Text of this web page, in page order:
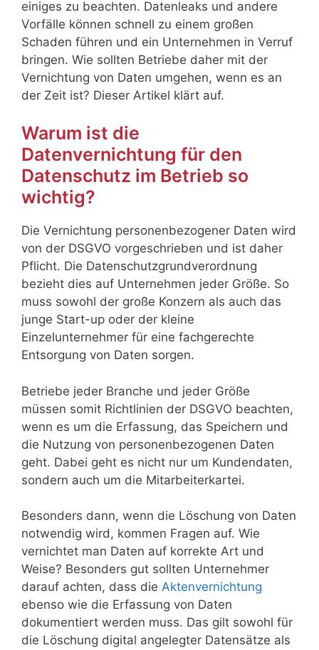
einiges zu beachten. Datenleaks und andere
Vorfälle können schnell zu einem großen
Schaden führen und ein Unternehmen in Verruf
bringen. Wie sollten Betriebe daher mit der
Vernichtung von Daten umgehen, wenn es an
der Zeit ist? Dieser Artikel klärt auf.
Warum ist die
Datenvernichtung für den
Datenschutz im Betrieb so
wichtig?
Die Vernichtung personenbezogener Daten wird
von der DSGVO vorgeschrieben und ist daher
Pflicht. Die Datenschutzgrundverordnung
bezieht dies auf Unternehmen jeder Größe. So
muss sowohl der große Konzern als auch das
junge Start-up oder der kleine
Einzelunternehmer für eine fachgerechte
Entsorgung von Daten sorgen.
Betriebe jeder Branche und jeder Größe
müssen somit Richtlinien der DSGVO beachten,
wenn es um die Erfassung, das Speichern und
die Nutzung von personenbezogenen Daten
geht. Dabei geht es nicht nur um Kundendaten,
sondern auch um die Mitarbeiterkartei.
Besonders dann, wenn die Löschung von Daten
notwendig wird, kommen Fragen auf. Wie
vernichtet man Daten auf korrekte Art und
Weise? Besonders gut sollten Unternehmer
darauf achten, dass die Aktenvernichtung
ebenso wie die Erfassung von Daten
dokumentiert werden muss. Das gilt sowohl für
die Löschung digital angelegter Datensätze als